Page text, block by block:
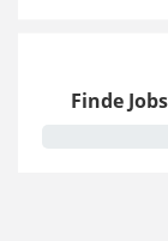
Finde